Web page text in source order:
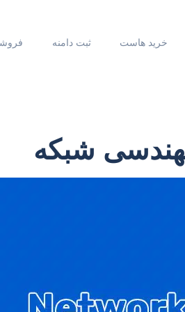
خرید هاست ثبت دامنه
شبکه